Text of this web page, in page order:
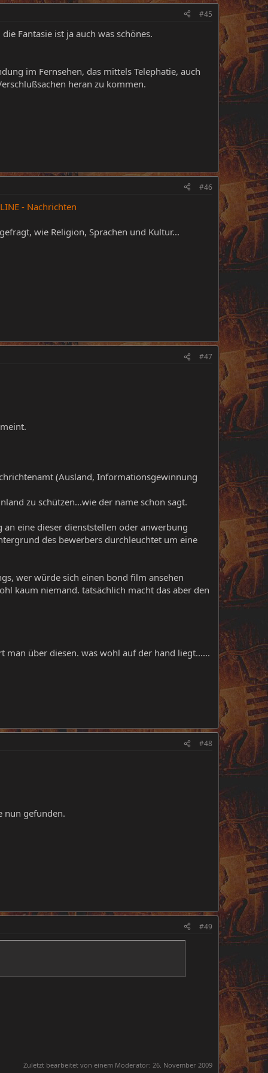
#45
Fantasie ist ja auch was schönes.
im Fernsehen, das mittels Telephatie, auch
heran zu kommen.
#46
- Nachrichten
wie Religion, Sprachen und Kultur...
#47
(Ausland, Informationsgewinnung
zu schützen...wie der name schon sagt.
eine dieser dienststellen oder anwerbung
des bewerbers durchleuchtet um eine
wer würde sich einen bond film ansehen
kaum niemand. tatsächlich macht das aber den
über diesen. was wohl auf der hand liegt......
#48
nun gefunden.
#49
Zuletzt bearbeitet von einem Moderator: 26. November 2009